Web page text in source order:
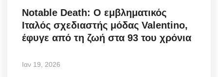
Notable Death: Ο εμβληματικός
Ιταλός σχεδιαστής μόδας Valentino,
έφυγε από τη ζωή στα 93 του χρόνια
Ιαν 19, 2026